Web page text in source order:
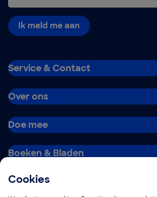
Cookies
Ik meld me aan
Service & Contact
Over ons
Doe mee
Boeken & Bladen